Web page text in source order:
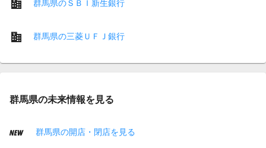
群馬県のＳＢＩ新生銀行
群馬県の三菱ＵＦＪ銀行
群馬県の未来情報を見る
群馬県の開店・閉店を見る